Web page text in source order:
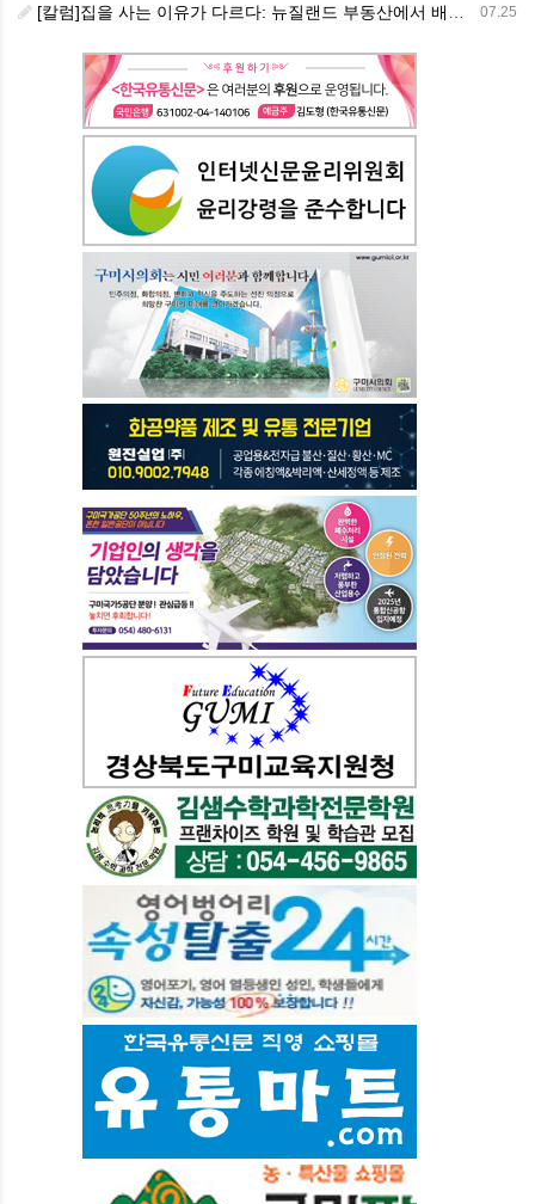
07.25
[칼럼]집을 사는 이유가 다르다: 뉴질랜드 부동산에서 배운 다섯 가지 교훈